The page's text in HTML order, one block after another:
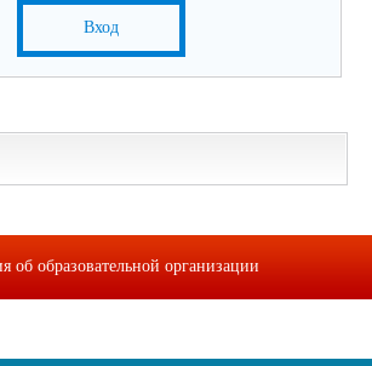
Вход
об образовательной организации